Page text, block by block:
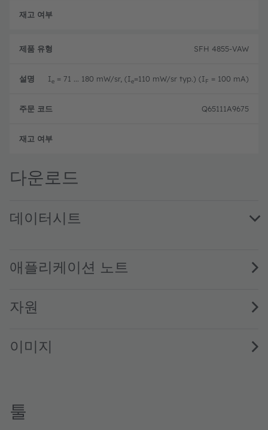
SFH 4855-VAW
Ie = 71 ... 180 mW/sr, (Ie=110 mW/sr typ.) (IF = 100 mA)
Q65111A9675
다운로드
데이터시트
애플리케이션 노트
자원
이미지
툴